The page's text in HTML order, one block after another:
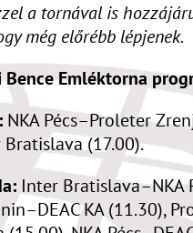
a tornával is
még előrébb lépjenek.
Bence Emléktorna
NKA Pécs–Proleter
Bratislava (17.00).
Inter Bratislava–NKA
KA (11.30),